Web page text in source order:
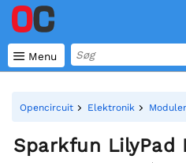
 Menu
Opencircuit Elektronik Moduler
Sparkfun LilyPad